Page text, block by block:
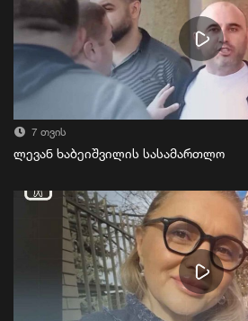
7 თვის
ლევან ხაბეიშვილის სასამართლო